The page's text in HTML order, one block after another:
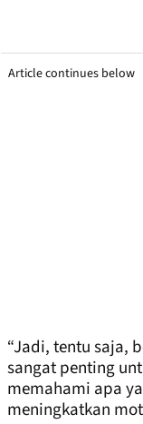
Article continues below
“Jadi, tentu saja,
sangat penting
memahami apa
meningkatkan